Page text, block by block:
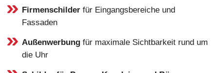
Firmenschilder für Eingangsbereiche und
Fassaden
Außenwerbung für maximale Sichtbarkeit rund um
die Uhr